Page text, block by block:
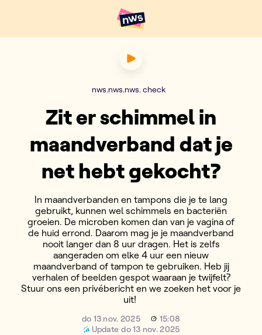
Hoofdpunten VRT NWS
Zit er schimmel in
nws.nws.nws. check
Zit er schimmel in
maandverband dat je
net hebt gekocht?
In maandverbanden en tampons die je te lang
gebruikt, kunnen wel schimmels en bacteriën
groeien. De microben komen dan van je vagina of
de huid errond. Daarom mag je je maandverband
nooit langer dan 8 uur dragen. Het is zelfs
aangeraden om elke 4 uur een nieuw
maandverband of tampon te gebruiken. Heb jij
verhalen of beelden gespot waaraan je twijfelt?
Stuur ons een privébericht en we zoeken het voor je
uit!
do 13 nov. 2025
15:08
Update do 13 nov. 2025